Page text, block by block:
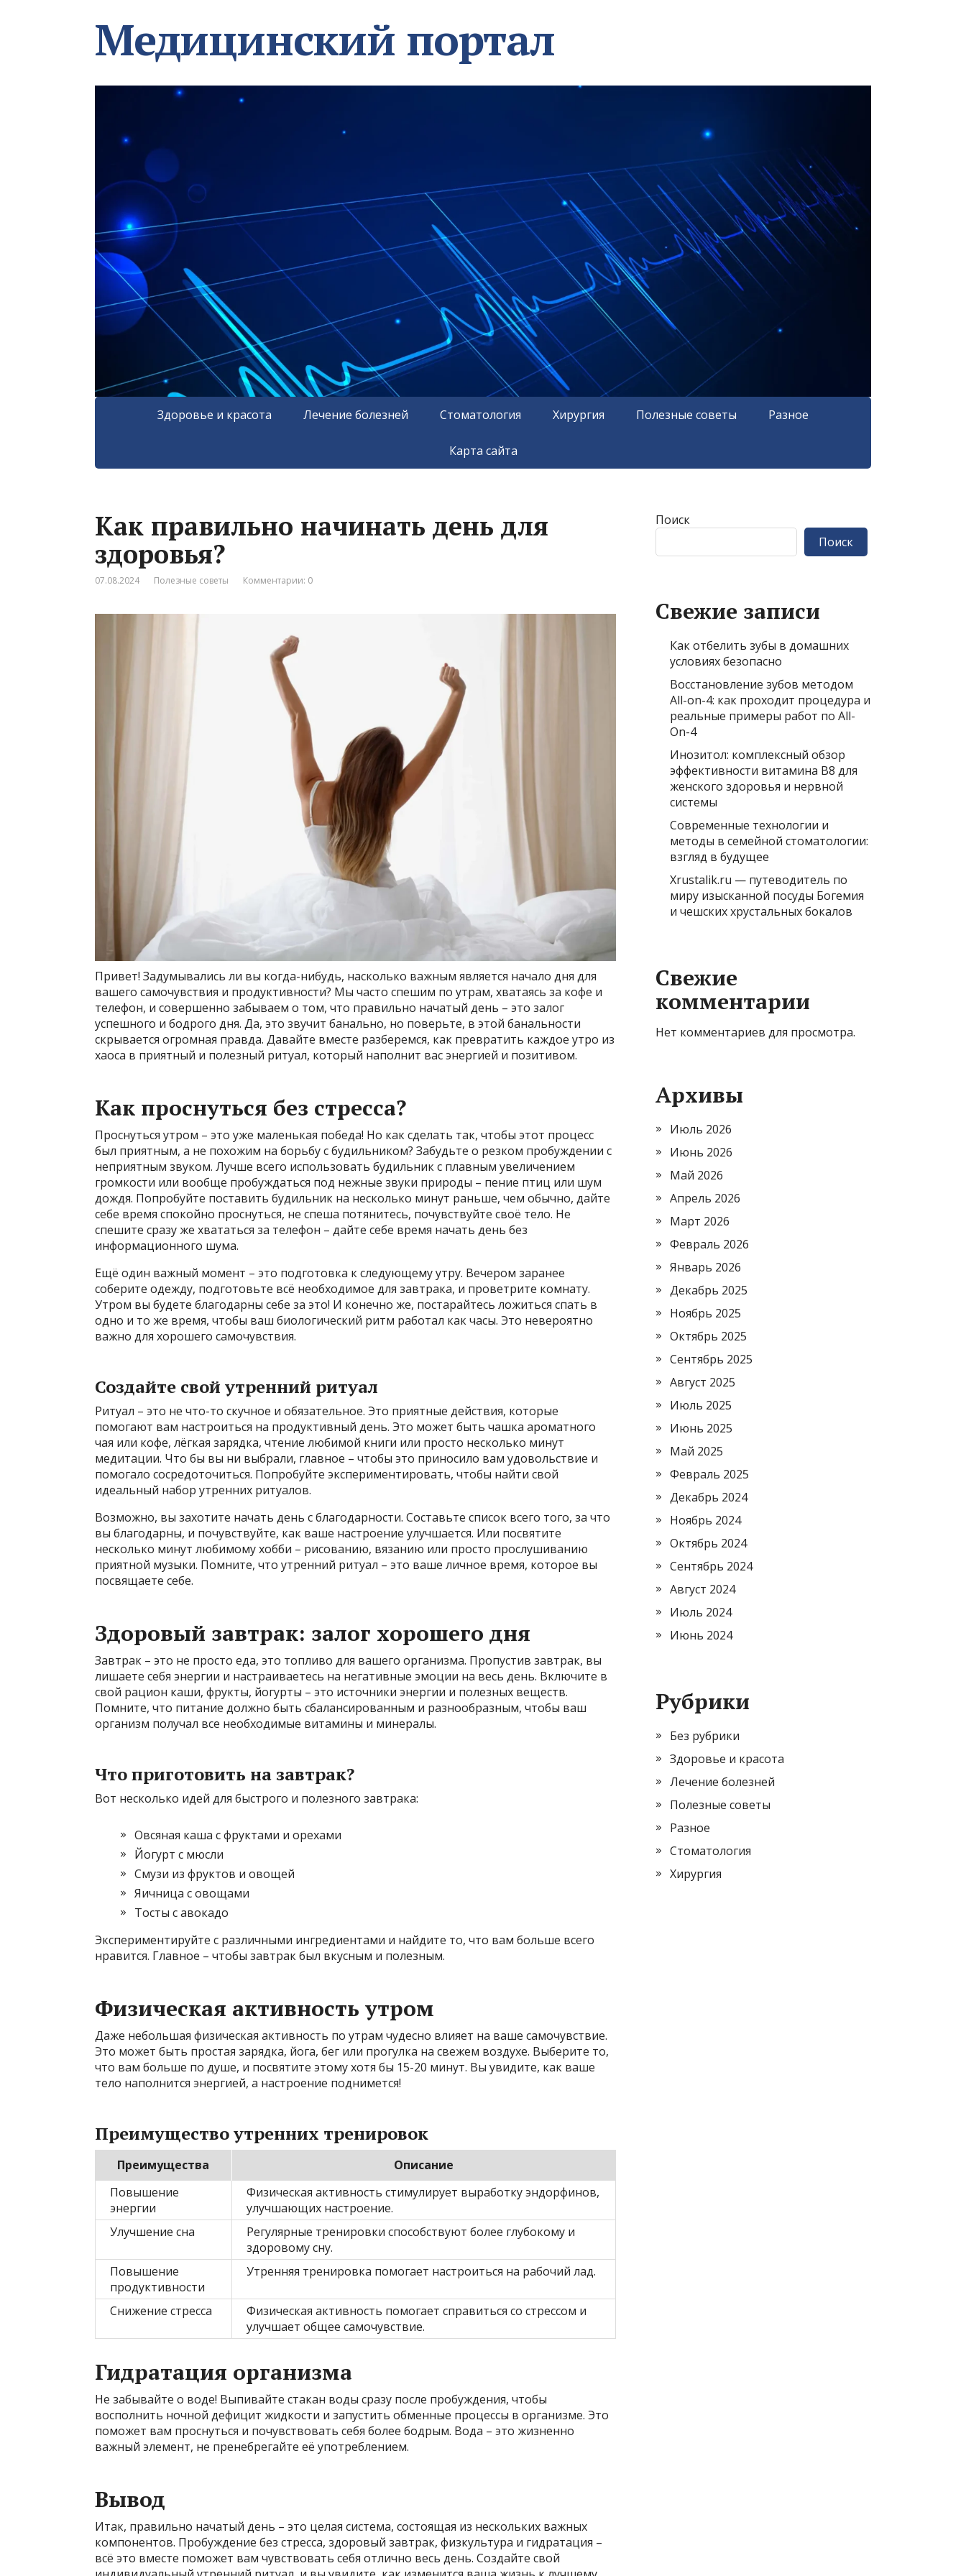
Медицинский портал
Здоровье и красота Лечение болезней Стоматология Хирургия Полезные советы Разное
Карта сайта
Как правильно начинать день для
здоровья?
07.08.2024 Полезные советы Комментарии: 0
Привет! Задумывались ли вы когда-нибудь, насколько важным является начало дня для
вашего самочувствия и продуктивности? Мы часто спешим по утрам, хватаясь за кофе и
телефон, и совершенно забываем о том, что правильно начатый день – это залог
успешного и бодрого дня. Да, это звучит банально, но поверьте, в этой банальности
скрывается огромная правда. Давайте вместе разберемся, как превратить каждое утро из
хаоса в приятный и полезный ритуал, который наполнит вас энергией и позитивом.
Как проснуться без стресса?
Проснуться утром – это уже маленькая победа! Но как сделать так, чтобы этот процесс
был приятным, а не похожим на борьбу с будильником? Забудьте о резком пробуждении с
неприятным звуком. Лучше всего использовать будильник с плавным увеличением
громкости или вообще пробуждаться под нежные звуки природы – пение птиц или шум
дождя. Попробуйте поставить будильник на несколько минут раньше, чем обычно, дайте
себе время спокойно проснуться, не спеша потянитесь, почувствуйте своё тело. Не
спешите сразу же хвататься за телефон – дайте себе время начать день без
информационного шума.
Ещё один важный момент – это подготовка к следующему утру. Вечером заранее
соберите одежду, подготовьте всё необходимое для завтрака, и проветрите комнату.
Утром вы будете благодарны себе за это! И конечно же, постарайтесь ложиться спать в
одно и то же время, чтобы ваш биологический ритм работал как часы. Это невероятно
важно для хорошего самочувствия.
Создайте свой утренний ритуал
Ритуал – это не что-то скучное и обязательное. Это приятные действия, которые
помогают вам настроиться на продуктивный день. Это может быть чашка ароматного
чая или кофе, лёгкая зарядка, чтение любимой книги или просто несколько минут
медитации. Что бы вы ни выбрали, главное – чтобы это приносило вам удовольствие и
помогало сосредоточиться. Попробуйте экспериментировать, чтобы найти свой
идеальный набор утренних ритуалов.
Возможно, вы захотите начать день с благодарности. Составьте список всего того, за что
вы благодарны, и почувствуйте, как ваше настроение улучшается. Или посвятите
несколько минут любимому хобби – рисованию, вязанию или просто прослушиванию
приятной музыки. Помните, что утренний ритуал – это ваше личное время, которое вы
посвящаете себе.
Здоровый завтрак: залог хорошего дня
Завтрак – это не просто еда, это топливо для вашего организма. Пропустив завтрак, вы
лишаете себя энергии и настраиваетесь на негативные эмоции на весь день. Включите в
свой рацион каши, фрукты, йогурты – это источники энергии и полезных веществ.
Помните, что питание должно быть сбалансированным и разнообразным, чтобы ваш
организм получал все необходимые витамины и минералы.
Что приготовить на завтрак?
Вот несколько идей для быстрого и полезного завтрака:
Овсяная каша с фруктами и орехами
Йогурт с мюсли
Смузи из фруктов и овощей
Яичница с овощами
Тосты с авокадо
Экспериментируйте с различными ингредиентами и найдите то, что вам больше всего
нравится. Главное – чтобы завтрак был вкусным и полезным.
Физическая активность утром
Даже небольшая физическая активность по утрам чудесно влияет на ваше самочувствие.
Это может быть простая зарядка, йога, бег или прогулка на свежем воздухе. Выберите то,
что вам больше по душе, и посвятите этому хотя бы 15-20 минут. Вы увидите, как ваше
тело наполнится энергией, а настроение поднимется!
Преимущество утренних тренировок
Преимущества
Описание
Повышение
энергии
Физическая активность стимулирует выработку эндорфинов,
улучшающих настроение.
Улучшение сна
Регулярные тренировки способствуют более глубокому и
здоровому сну.
Повышение
продуктивности
Утренняя тренировка помогает настроиться на рабочий лад.
Снижение стресса
Физическая активность помогает справиться со стрессом и
улучшает общее самочувствие.
Гидратация организма
Не забывайте о воде! Выпивайте стакан воды сразу после пробуждения, чтобы
восполнить ночной дефицит жидкости и запустить обменные процессы в организме. Это
поможет вам проснуться и почувствовать себя более бодрым. Вода – это жизненно
важный элемент, не пренебрегайте её употреблением.
Вывод
Итак, правильно начатый день – это целая система, состоящая из нескольких важных
компонентов. Пробуждение без стресса, здоровый завтрак, физкультура и гидратация –
всё это вместе поможет вам чувствовать себя отлично весь день. Создайте свой
Поиск
Поиск
Свежие записи
Как отбелить зубы в домашних
условиях безопасно
Восстановление зубов методом
All-on-4: как проходит процедура и
реальные примеры работ по All-
On-4
Инозитол: комплексный обзор
эффективности витамина B8 для
женского здоровья и нервной
системы
Современные технологии и
методы в семейной стоматологии:
взгляд в будущее
Xrustalik.ru — путеводитель по
миру изысканной посуды Богемия
и чешских хрустальных бокалов
Свежие
комментарии
Нет комментариев для просмотра.
Архивы
Июль 2026
Июнь 2026
Май 2026
Апрель 2026
Март 2026
Февраль 2026
Январь 2026
Декабрь 2025
Ноябрь 2025
Октябрь 2025
Сентябрь 2025
Август 2025
Июль 2025
Июнь 2025
Май 2025
Февраль 2025
Декабрь 2024
Ноябрь 2024
Октябрь 2024
Сентябрь 2024
Август 2024
Июль 2024
Июнь 2024
Рубрики
Без рубрики
Здоровье и красота
Лечение болезней
Полезные советы
Разное
Стоматология
Хирургия